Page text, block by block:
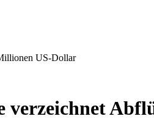
US-Dollar